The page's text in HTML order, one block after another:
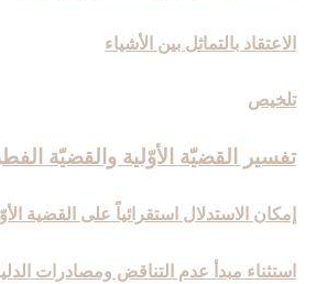
الاعتقاد بالتماثل بين الأشياء
تلخيص
تفسير القضيّة الأوّلية والقضيّة
إمكان الاستدلال استقرائياً على القضية
استثناء مبدأ عدم التناقض ومصادرات